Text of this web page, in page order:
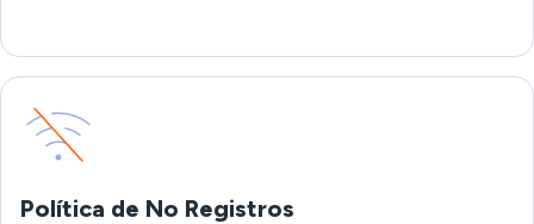
Política de No Registros